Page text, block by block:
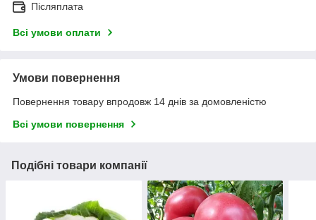
Післяплата
Всі умови оплати
Умови повернення
Повернення товару впродовж 14 днів за домовленістю
Всі умови повернення
Подібні товари компанії